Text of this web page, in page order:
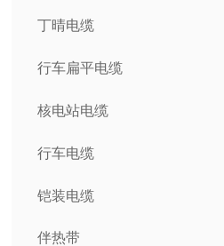
丁晴电缆
行车扁平电缆
核电站电缆
行车电缆
铠装电缆
伴热带